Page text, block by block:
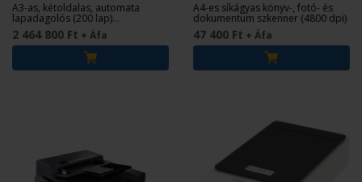
A3-as, kétoldalas, automata
lapadagolós (200 lap)
dokumentum szkenner, beépített
síkággyal.
2 464 800 Ft + Áfa
A4-es síkágyas könyv-, fotó- és
dokumentum szkenner (4800 dpi)
47 400 Ft + Áfa